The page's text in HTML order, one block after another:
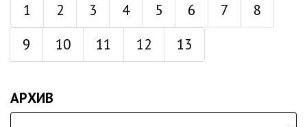
1 2 3 4 5 6 7
8
9
10 11 12 13
АРХИВ